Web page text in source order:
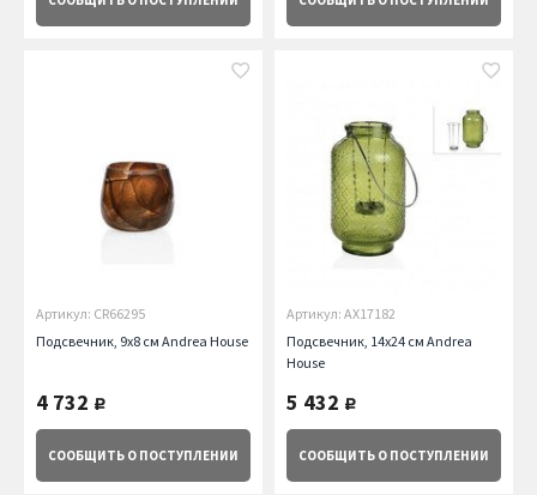
Артикул: CR66295
Подсвечник, 9х8 см Andrea House
4 732 руб.
СООБЩИТЬ О ПОСТУПЛЕНИИ
Артикул: AX17182
Подсвечник, 14х24 см Andrea
House
5 432 руб.
СООБЩИТЬ О ПОСТУПЛЕНИИ